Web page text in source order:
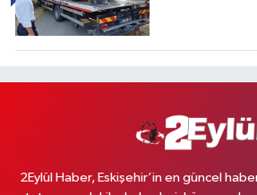
2Eylül Haber, Eskişehir’in en güncel